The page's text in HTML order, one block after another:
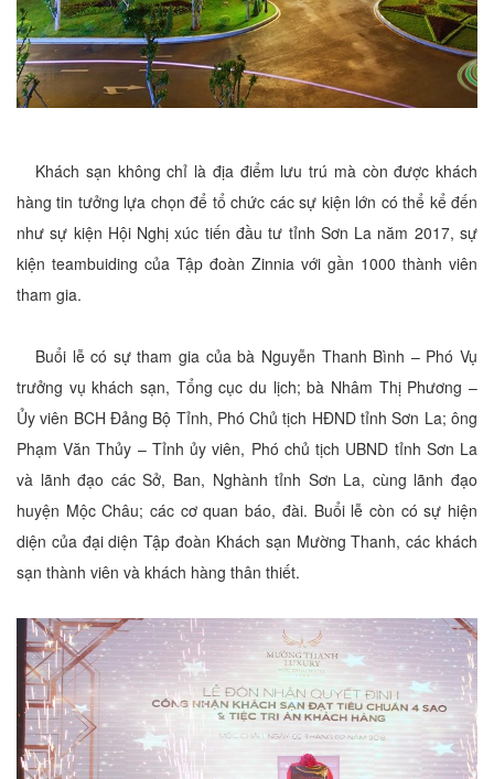
Khách sạn không chỉ là địa điểm lưu trú mà còn được khách
hàng tin tưởng lựa chọn để tổ chức các sự kiện lớn có thể kể đến
như sự kiện Hội Nghị xúc tiến đầu tư tỉnh Sơn La năm 2017, sự
kiện teambuiding của Tập đoàn Zinnia với gần 1000 thành viên
tham gia.
Buổi lễ có sự tham gia của bà Nguyễn Thanh Bình – Phó Vụ
trưởng vụ khách sạn, Tổng cục du lịch; bà Nhâm Thị Phương –
Ủy viên BCH Đảng Bộ Tỉnh, Phó Chủ tịch HĐND tỉnh Sơn La; ông
Phạm Văn Thủy – Tỉnh ủy viên, Phó chủ tịch UBND tỉnh Sơn La
và lãnh đạo các Sở, Ban, Nghành tỉnh Sơn La, cùng lãnh đạo
huyện Mộc Châu; các cơ quan báo, đài. Buổi lễ còn có sự hiện
diện của đại diện Tập đoàn Khách sạn Mường Thanh, các khách
sạn thành viên và khách hàng thân thiết.